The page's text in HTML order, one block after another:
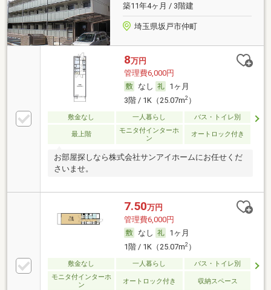
築11年4ヶ月 / 3階建
埼玉県坂戸市仲町
8万円
管理費6,000円
なし
1ヶ月
3階 / 1K（25.07m2）
敷金なし 一人暮らし バス・トイレ別
最上階
モニタ付インターホ
ン
オートロック付き
お部屋探しなら株式会社サンアイホームにお任せくだ
さいませ。
7.50万円
管理費6,000円
なし
1ヶ月
1階 / 1K（25.07m2）
敷金なし 一人暮らし
バス・トイレ別
モニタ付インターホ
ン
オートロック付き 収納スペース